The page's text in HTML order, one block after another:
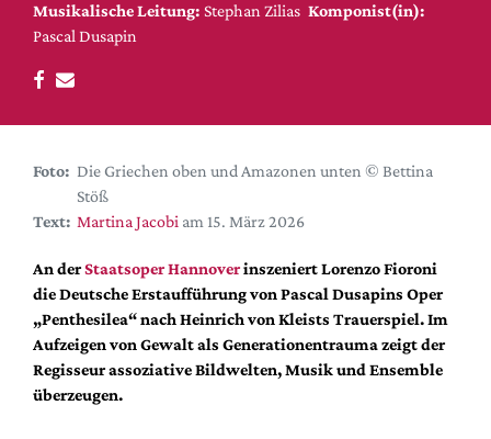
DdB-map
Kalender
Festival-Planer
Hefte
Alle Hefte
Leseproben
Podcast
Service
Shop / Abo
Newsletter
Musikalische Leitung: Stephan Zilias Komponist(in):
Pascal Dusapin
Foto: Die Griechen oben und Amazonen unten © Bettina
Stöß
Text: Martina Jacobi am 15. März 2026
An derStaatsoper Hannoverinszeniert Lorenzo Fioroni
die Deutsche Erstaufführung von Pascal Dusapins Oper
„Penthesilea“ nach Heinrich von Kleists Trauerspiel. Im
Aufzeigen von Gewalt als Generationentrauma zeigt der
Regisseur assoziative Bildwelten, Musik und Ensemble
überzeugen.